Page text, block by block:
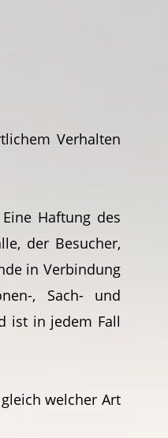
Verhalten
Haftung des
der Besucher,
in Verbindung
, Sach- und
ist in jedem Fall
welcher Art